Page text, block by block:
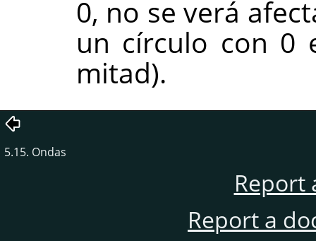
0, no se verá
un círculo con 0
mitad).
5.15. Ondas
Report
Report a